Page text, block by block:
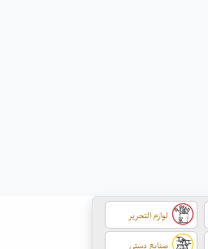
لوازم التحریر
صنایع دستی